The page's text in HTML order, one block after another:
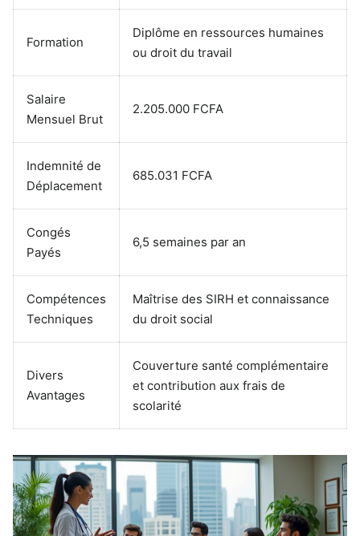
Formation
Diplôme en ressources humaines
ou droit du travail
Salaire
Mensuel Brut
2.205.000 FCFA
Indemnité de
Déplacement
685.031 FCFA
Congés
Payés
6,5 semaines par an
Compétences
Techniques
Maîtrise des SIRH et connaissance
du droit social
Divers
Avantages
Couverture santé complémentaire
et contribution aux frais de
scolarité